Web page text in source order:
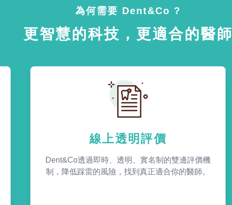
為何需要 Dent&Co ?
更智慧的科技，更適合的醫師
線上透明評價
Dent&Co透過即時、透明、實名制的雙邊評價機
制，降低踩雷的風險，找到真正適合你的醫師。